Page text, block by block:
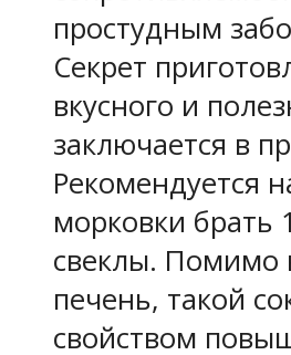
простудным
Секрет
вкусного и
заключается в
Рекомендуется
морковки брать
свеклы. Помимо
печень, такой
свойством